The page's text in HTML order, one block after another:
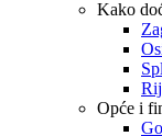
Kako
Opće i